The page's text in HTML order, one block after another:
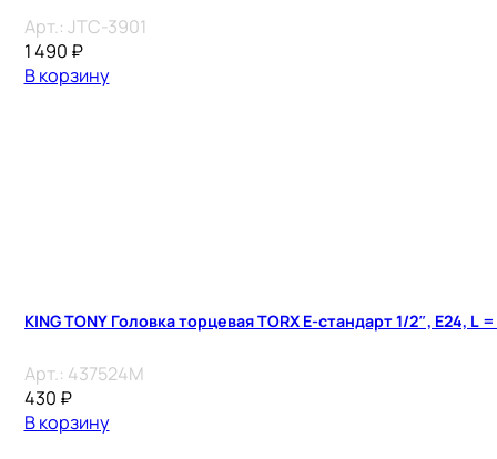
Арт.: JTC-3901
1 490 ₽
В корзину
KING TONY Головка торцевая TORX Е-стандарт 1/2″, E24, L
Арт.: 437524M
430 ₽
В корзину